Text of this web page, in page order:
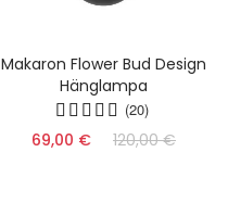
Makaron Flower Bud Design
Hänglampa
(20)
69,00 € 120,00 €